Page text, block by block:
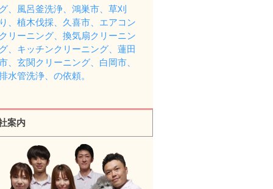
、風呂釜洗浄、鴻巣市、草刈
、植木伐採、久喜市、エアコン
リーニング、換気扇クリーニン
、キッチンクリーニング、蓮田
、玄関クリーニング、白岡市、
水管洗浄、の依頼。
案内